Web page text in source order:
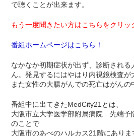
で聴くことが出来ます。
もう一度聞きたい方はこちらをクリッ
番組ホームページはこちら！
なかなか初期症状が出ず、診断され
ん。発見するにはやはり内視鏡検査が
また女性の大腸がんでの死亡はがんの
番組中に出てきたMedCity21とは、
大阪市立大学医学部附属病院 先端予
のことで
大阪市のあべのハルカス21階にありま